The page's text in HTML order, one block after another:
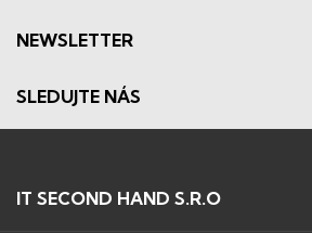
NEWSLETTER
SLEDUJTE NÁS
IT SECOND HAND S.R.O